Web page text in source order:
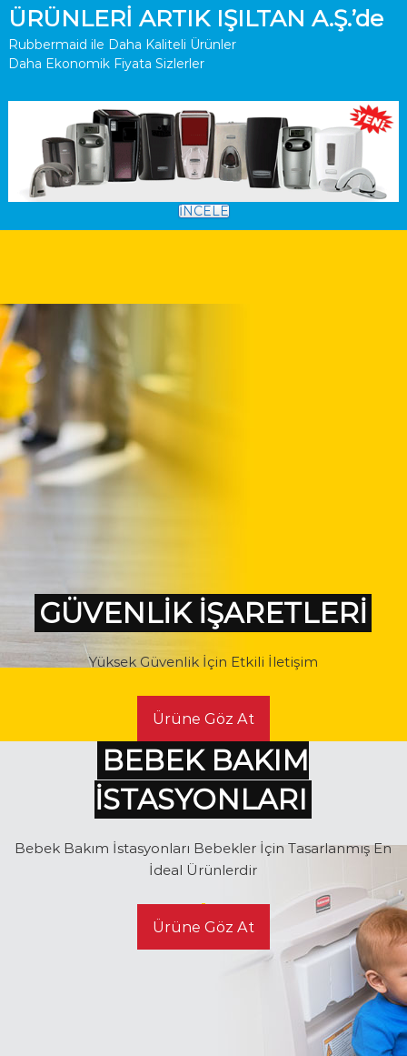
ÜRÜNLERİ ARTIK IŞILTAN A.Ş.’de
Rubbermaid ile Daha Kaliteli Ürünler
Daha Ekonomik Fiyata Sizlerler
İNCELE
GÜVENLİK İŞARETLERİ
Yüksek Güvenlik İçin Etkili İletişim
Ürüne Göz At
BEBEK BAKIM
İSTASYONLARI
Bebek Bakım İstasyonları Bebekler İçin Tasarlanmış En
İdeal Ürünlerdir
Ürüne Göz At